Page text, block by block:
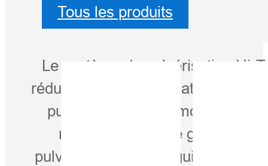
Tous les produits
Le système de pulvérisation Hi-
réduisant la consommation de
pulvérisateurs automoteurs,
nécessaire. Fini le gaspillage
pulvérisation et d'un guidage